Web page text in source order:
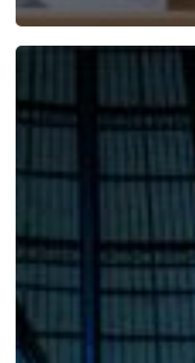
COLLECTOR
–
SYMPHONIQUE